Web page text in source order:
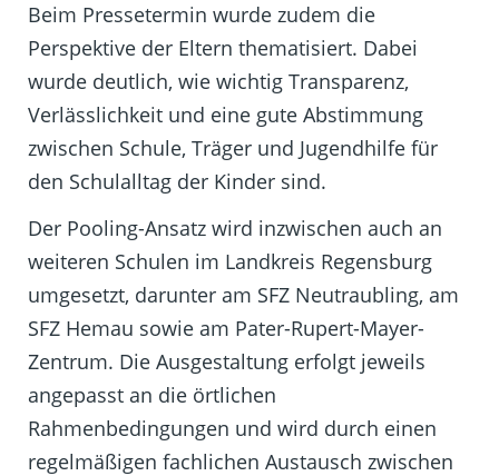
Beim Pressetermin wurde zudem die
Perspektive der Eltern thematisiert. Dabei
wurde deutlich, wie wichtig Transparenz,
Verlässlichkeit und eine gute Abstimmung
zwischen Schule, Träger und Jugendhilfe für
den Schulalltag der Kinder sind.
Der Pooling-Ansatz wird inzwischen auch an
weiteren Schulen im Landkreis Regensburg
umgesetzt, darunter am SFZ Neutraubling, am
SFZ Hemau sowie am Pater-Rupert-Mayer-
Zentrum. Die Ausgestaltung erfolgt jeweils
angepasst an die örtlichen
Rahmenbedingungen und wird durch einen
regelmäßigen fachlichen Austausch zwischen